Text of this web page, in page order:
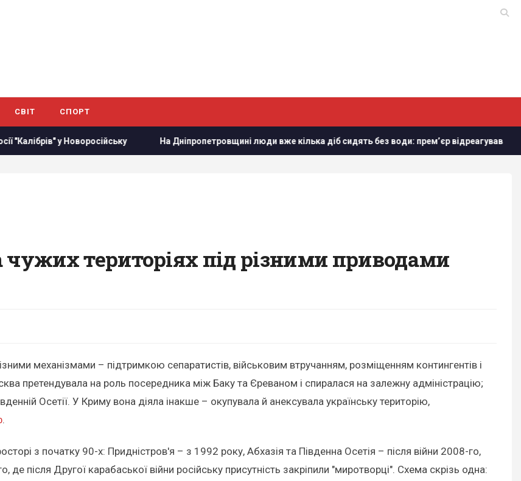
СВІТ СПОРТ
у Новоросійську На Дніпропетровщині люди вже кілька діб сидять без води: прем’єр відреагував Дрон
чужих територіях під різними приводами
механізмами – підтримкою сепаратистів, військовим втручанням, розміщенням контингентів і
претендувала на роль посередника між Баку та Єреваном і спиралася на залежну адміністрацію;
Осетії. У Криму вона діяла інакше – окупувала й анексувала українську територію,
.
з початку 90-х: Придністров'я – з 1992 року, Абхазія та Південна Осетія – після війни 2008-го,
після Другої карабаської війни російську присутність закріпили "миротворці". Схема скрізь одна: